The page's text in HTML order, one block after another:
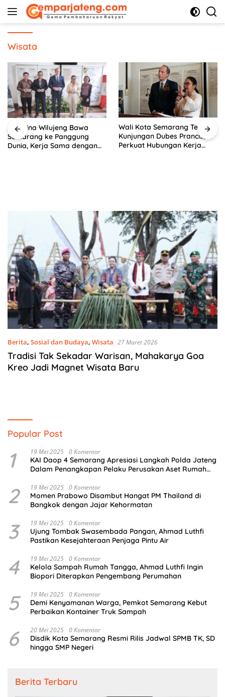
Langsung
Wisata
Agustina Wilujeng Bawa
Semarang ke Panggung
Dunia, Kerja Sama dengan
Wali Kota Semarang Terima
Kunjungan Dubes Prancis,
Perkuat Hubungan Kerja
Berita, Sosial dan Budaya, Wisata 27 Maret 2026
Tradisi Tak Sekadar Warisan, Mahakarya Goa
Kreo Jadi Magnet Wisata Baru
Popular Post
1 19 Mei 2025 0 Komentar
KAI Daop 4 Semarang Apresiasi Langkah Polda Jateng
Dalam Penangkapan Pelaku Perusakan Aset Rumah
2 19 Mei 2025 0 Komentar
Momen Prabowo Disambut Hangat PM Thailand di
Bangkok dengan Jajar Kehormatan
3 19 Mei 2025 0 Komentar
Ujung Tombak Swasembada Pangan, Ahmad Luthfi
Pastikan Kesejahteraan Penjaga Pintu Air
4 19 Mei 2025 0 Komentar
Kelola Sampah Rumah Tangga, Ahmad Luthfi Ingin
Biopori Diterapkan Pengembang Perumahan
5 19 Mei 2025 0 Komentar
Demi Kenyamanan Warga, Pemkot Semarang Kebut
Perbaikan Kontainer Truk Sampah
6 20 Mei 2025 0 Komentar
Disdik Kota Semarang Resmi Rilis Jadwal SPMB TK, SD
hingga SMP Negeri
Berita Terbaru